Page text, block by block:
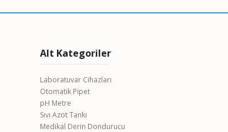
Alt Kategoriler
Laboratuvar Cihazları
Otomatik Pipet
pH Metre
Sıvı Azot Tankı
Medikal Derin Dondurucu